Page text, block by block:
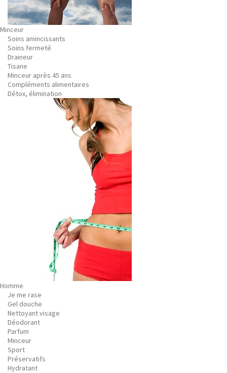
Minceur
Soins amincissants
Soins fermeté
Draineur
Tisane
Minceur après 45 ans
Compléments alimentaires
Détox, élimination
Homme
Je me rase
Gel douche
Nettoyant visage
Déodorant
Parfum
Minceur
Sport
Préservatifs
Hydratant